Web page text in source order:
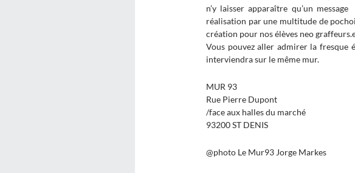
n’y laisser apparaître qu’un
réalisation par une multitude de
création pour nos élèves neo
Vous pouvez aller admirer la fresque
interviendra sur le même mur.
MUR 93
Rue Pierre Dupont
/face aux halles du marché
93200 ST DENIS
@photo Le Mur93 Jorge Markes